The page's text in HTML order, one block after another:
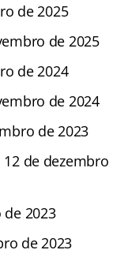
de 2025
de 2025
de 2024
de 2024
de 2023
12 de dezembro
2023
de 2023